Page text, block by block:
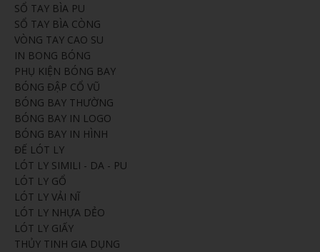
SỔ TAY BÌA PU
SỔ TAY BÌA CÒNG
VÒNG TAY CAO SU
IN BONG BÓNG
PHỤ KIỆN BÓNG BAY
BÓNG ĐẬP CỔ VŨ
BÓNG BAY THƯỜNG
BÓNG BAY IN LOGO
BÓNG BAY IN HÌNH
ĐẾ LÓT LY
LÓT LY SIMILI - DA - PU
LÓT LY GỔ
LÓT LY VẢI NĨ
LÓT LY NHỰA DẺO
LÓT LY GIẤY
THỦY TINH GIA DỤNG